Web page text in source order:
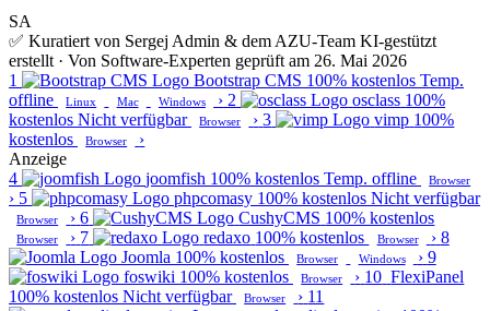
SA
✅ Kuratiert von Sergej Admin & dem AZU-Team KI-gestützt
erstellt · Von Software-Experten geprüft am 26. Mai 2026
1
Bootstrap CMS 100% kostenlos Temp.
offline
Linux Mac Windows › 2 osclass 100%
kostenlos Nicht verfügbar Browser › 3 vimp 100%
kostenlos
Browser
›
Anzeige
4
joomfish 100% kostenlos Temp. offline Browser
› 5 phpcomasy 100% kostenlos Nicht verfügbar
Browser › 6 CushyCMS 100% kostenlos
Browser › 7 redaxo 100% kostenlos Browser › 8
Joomla 100% kostenlos Browser Windows › 9
foswiki 100% kostenlos Browser › 10 FlexiPanel
100% kostenlos Nicht verfügbar Browser › 11